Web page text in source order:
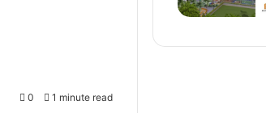
0 1 minute read